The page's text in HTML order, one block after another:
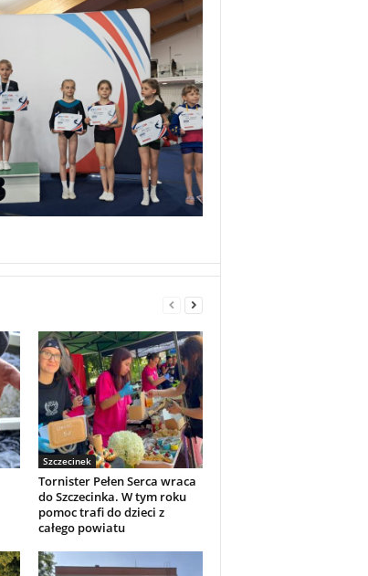
Szczecinek
Tornister Pełen Serca wraca
do Szczecinka. W tym roku
pomoc trafi do dzieci z
całego powiatu